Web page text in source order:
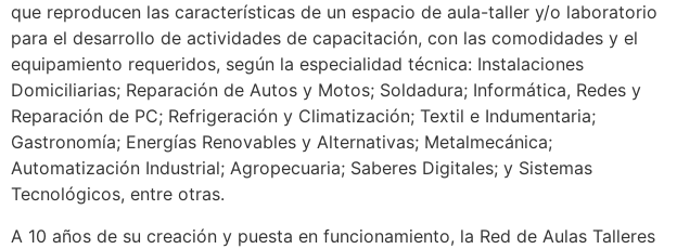
que reproducen las características de un espacio de aula-taller y/o laboratorio
para el desarrollo de actividades de capacitación, con las comodidades y el
equipamiento requeridos, según la especialidad técnica: Instalaciones
Domiciliarias; Reparación de Autos y Motos; Soldadura; Informática, Redes y
Reparación de PC; Refrigeración y Climatización; Textil e Indumentaria;
Gastronomía; Energías Renovables y Alternativas; Metalmecánica;
Automatización Industrial; Agropecuaria; Saberes Digitales; y Sistemas
Tecnológicos, entre otras.
A 10 años de su creación y puesta en funcionamiento, la Red de Aulas Talleres